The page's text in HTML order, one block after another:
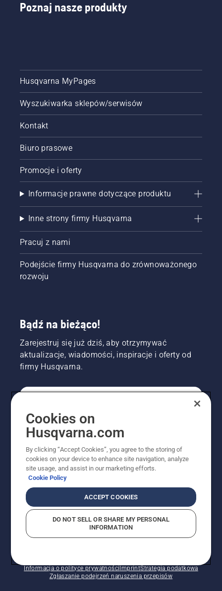
Poznaj nasze produkty
Husqvarna MyPages
Wyszukiwarka sklepów/serwisów
Kontakt
Biuro prasowe
Promocje i oferty
Informacje prawne dotyczące produktu
Inne strony firmy Husqvarna
Pracuj z nami
Podejście firmy Husqvarna do zrównoważonego
rozwoju
Bądź na bieżąco!
Zarejestruj się już dziś, aby otrzymywać
aktualizacje, wiadomości, inspiracje i oferty od
firmy Husqvarna.
PROFESJONALISTA
Informacja o polityce prywatności ImprintStrategia podatkowa
Zgłaszanie podejrzeń naruszenia przepisów
Cookies on
Husqvarna.com
By clicking “Accept Cookies”, you agree to the storing of
cookies on your device to enhance site navigation, analyze
site usage, and assist in our marketing efforts.
Cookie Policy
ACCEPT COOKIES
DO NOT SELL OR SHARE MY PERSONAL
INFORMATION